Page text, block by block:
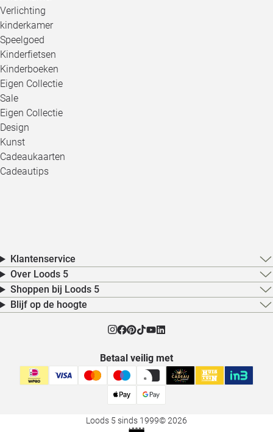
Verlichting
kinderkamer
Speelgoed
Kinderfietsen
Kinderboeken
Eigen Collectie
Sale
Eigen Collectie
Design
Kunst
Cadeaukaarten
Cadeautips
Klantenservice
Over Loods 5
Shoppen bij Loods 5
Blijf op de hoogte
Betaal veilig met
Loods 5 sinds 1999© 2026